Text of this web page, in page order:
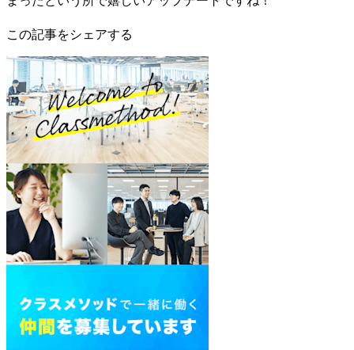
この記事をシェアする